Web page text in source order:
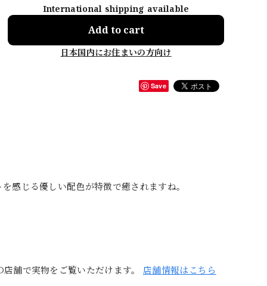
International shipping available
Add to cart
日本国内にお住まいの方向け
Save
感じる優しい配色が特徴で癒されますね。
舗で実物をご覧いただけます。 店舗情報はこちら